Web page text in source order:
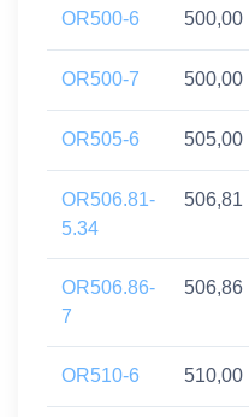
OR500-6 500,00
OR500-7 500,00
OR505-6 505,00
OR506.81-
5.34
506,81
OR506.86-
7
506,86
OR510-6 510,00